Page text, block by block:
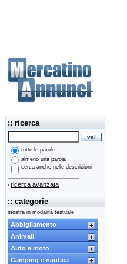
:: ricerca
tutte le parole
almeno una parola
cerca anche nelle descrizioni
ricerca avanzata
:: categorie
mostra in modalità testuale
Abbigliamento
Animali
Auto e moto
Camping e nautica